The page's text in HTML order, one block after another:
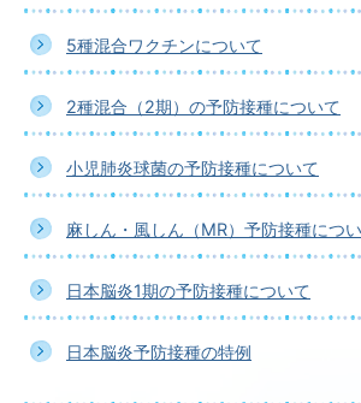
5種混合ワクチンについて
2種混合（2期）の予防接種について
小児肺炎球菌の予防接種について
麻しん・風しん（MR）予防接種につ
日本脳炎1期の予防接種について
日本脳炎予防接種の特例